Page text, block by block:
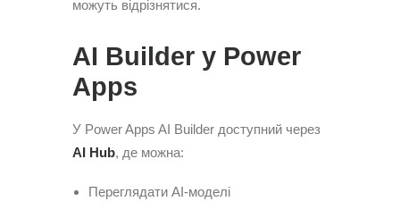
можуть відрізнятися.
AI Builder у Power
Apps
У Power Apps AI Builder доступний через
AI Hub, де можна:
Переглядати AI-моделі